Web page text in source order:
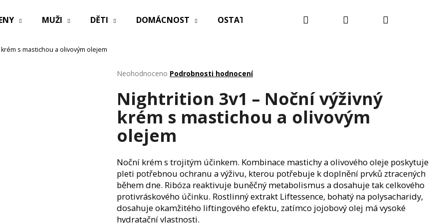
MUŽI DĚTI DOMÁCNOST OSTATNÍ Kontakty Hodnocení
Hledat PřihlášeníNákupní
s mastichou a olivovým olejem
Průměrné
produktu
je
0,0
hvězdiček.
Neohodnoceno Podrobnosti hodnocení
Nightrition 3v1 – Noční výživný
krém s mastichou a olivovým
olejem
Noční krém s trojitým účinkem. Kombinace mastichy a olivového oleje poskytuje
pleti potřebnou ochranu a výživu, kterou potřebuje k doplnění prvků ztracených
během dne. Ribóza reaktivuje buněčný metabolismus a dosahuje tak celkového
protivráskového účinku. Rostlinný extrakt Liftessence, bohatý na polysacharidy,
dosahuje okamžitého liftingového efektu, zatímco jojobový olej má vysoké
hydratační vlastnosti.
Co potřebujete najít?
HLEDAT
PRACÍ PAPÍRKY ECO HAUS KOUZLO OBAL NA ZDRAVOTNÍ A OČKOVACÍ